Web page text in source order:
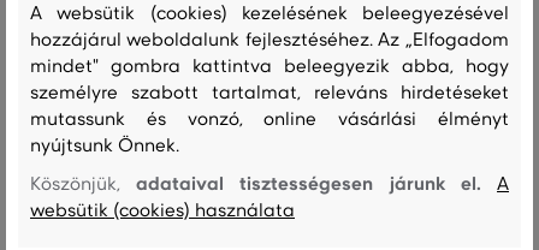
PÓLÓ GANT SLIM RIBBED CAP
SLEEVE T-SHIRT
32 990 Ft
Elérhető méretek:
, M, L, XL +1 további
RUHA GANT STRETCH COTTON
CABLE C-NECK DRESS
89 990 Ft
A websütik (cookies) kezelésének beleegyezésével
hozzájárul weboldalunk fejlesztéséhez. Az „Elfogadom
mindet" gombra kattintva beleegyezik abba, hogy
személyre szabott tartalmat, releváns hirdetéseket
mutassunk és vonzó, online vásárlási élményt
nyújtsunk Önnek.
Köszönjük,adataival tisztességesen járunk el.A
websütik (cookies) használata